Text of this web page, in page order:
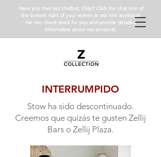
Have you met our chatbot, Chip? Click the chat icon at
the bottom right of your screen to ask him anything!
He can check stock for you and provide detailed
information about our products.
INTERRUMPIDO
Stow ha sido descontinuado.
Creemos que quizás te gusten Zellij
Bars o Zellij Plaza.